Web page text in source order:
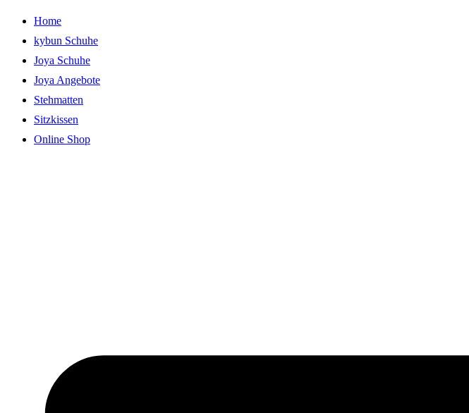
Zum
Inhalt
springen
Home
kybun Schuhe
Joya Schuhe
Joya Angebote
Stehmatten
Sitzkissen
Online Shop